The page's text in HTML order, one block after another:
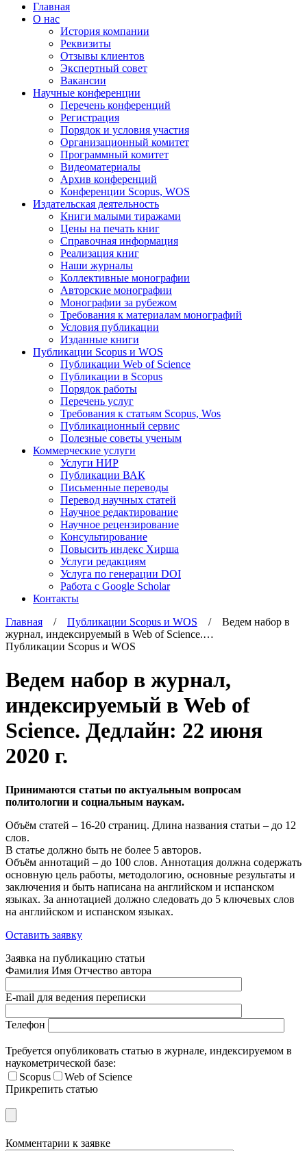
Главная
О нас
История компании
Реквизиты
Отзывы клиентов
Экспертный совет
Вакансии
Научные конференции
Перечень конференций
Регистрация
Порядок и условия участия
Организационный комитет
Программный комитет
Видеоматериалы
Архив конференций
Конференции Scopus, WOS
Издательская деятельность
Книги малыми тиражами
Цены на печать книг
Справочная информация
Реализация книг
Наши журналы
Коллективные монографии
Авторские монографии
Монографии за рубежом
Требования к материалам монографий
Условия публикации
Изданные книги
Публикации Scopus и WOS
Публикации Web of Science
Публикации в Scopus
Порядок работы
Перечень услуг
Требования к статьям Scopus, Wos
Публикационный сервис
Полезные советы ученым
Коммерческие услуги
Услуги НИР
Публикации ВАК
Письменные переводы
Перевод научных статей
Научное редактирование
Научное рецензирование
Консультирование
Повысить индекс Хирша
Услуги редакциям
Услуга по генерации DOI
Работа с Google Scholar
Контакты
Главная / Публикации Scopus и WOS / Ведем набор в
журнал, индексируемый в Web of Science.…
Публикации Scopus и WOS
Ведем набор в журнал,
индексируемый в Web of
Science. Дедлайн: 22 июня
2020 г.
Принимаются статьи по актуальным вопросам
политологии и социальным наукам.
Объём статей – 16-20 страниц. Длина названия статьи – до 12
слов.
В статье должно быть не более 5 авторов.
Объём аннотаций – до 100 слов. Аннотация должна содержать
основную цель работы, методологию, основные результаты и
заключения и быть написана на английском и испанском
языках. За аннотацией должно следовать до 5 ключевых слов
на английском и испанском языках.
Оставить заявку
Заявка на публикацию статьи
Фамилия Имя Отчество автора
E-mail для ведения переписки
Телефон
Требуется опубликовать статью в журнале, индексируемом в
наукометрической базе:
Scopus
Web of Science
Прикрепить статью
Комментарии к заявке